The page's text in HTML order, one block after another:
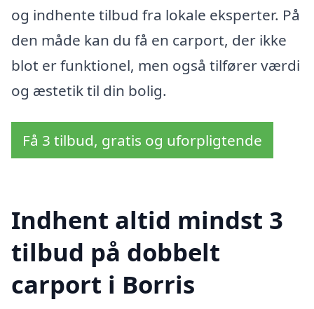
og indhente tilbud fra lokale eksperter. På
den måde kan du få en carport, der ikke
blot er funktionel, men også tilfører værdi
og æstetik til din bolig.
Få 3 tilbud, gratis og uforpligtende
Indhent altid mindst 3
tilbud på dobbelt
carport i Borris